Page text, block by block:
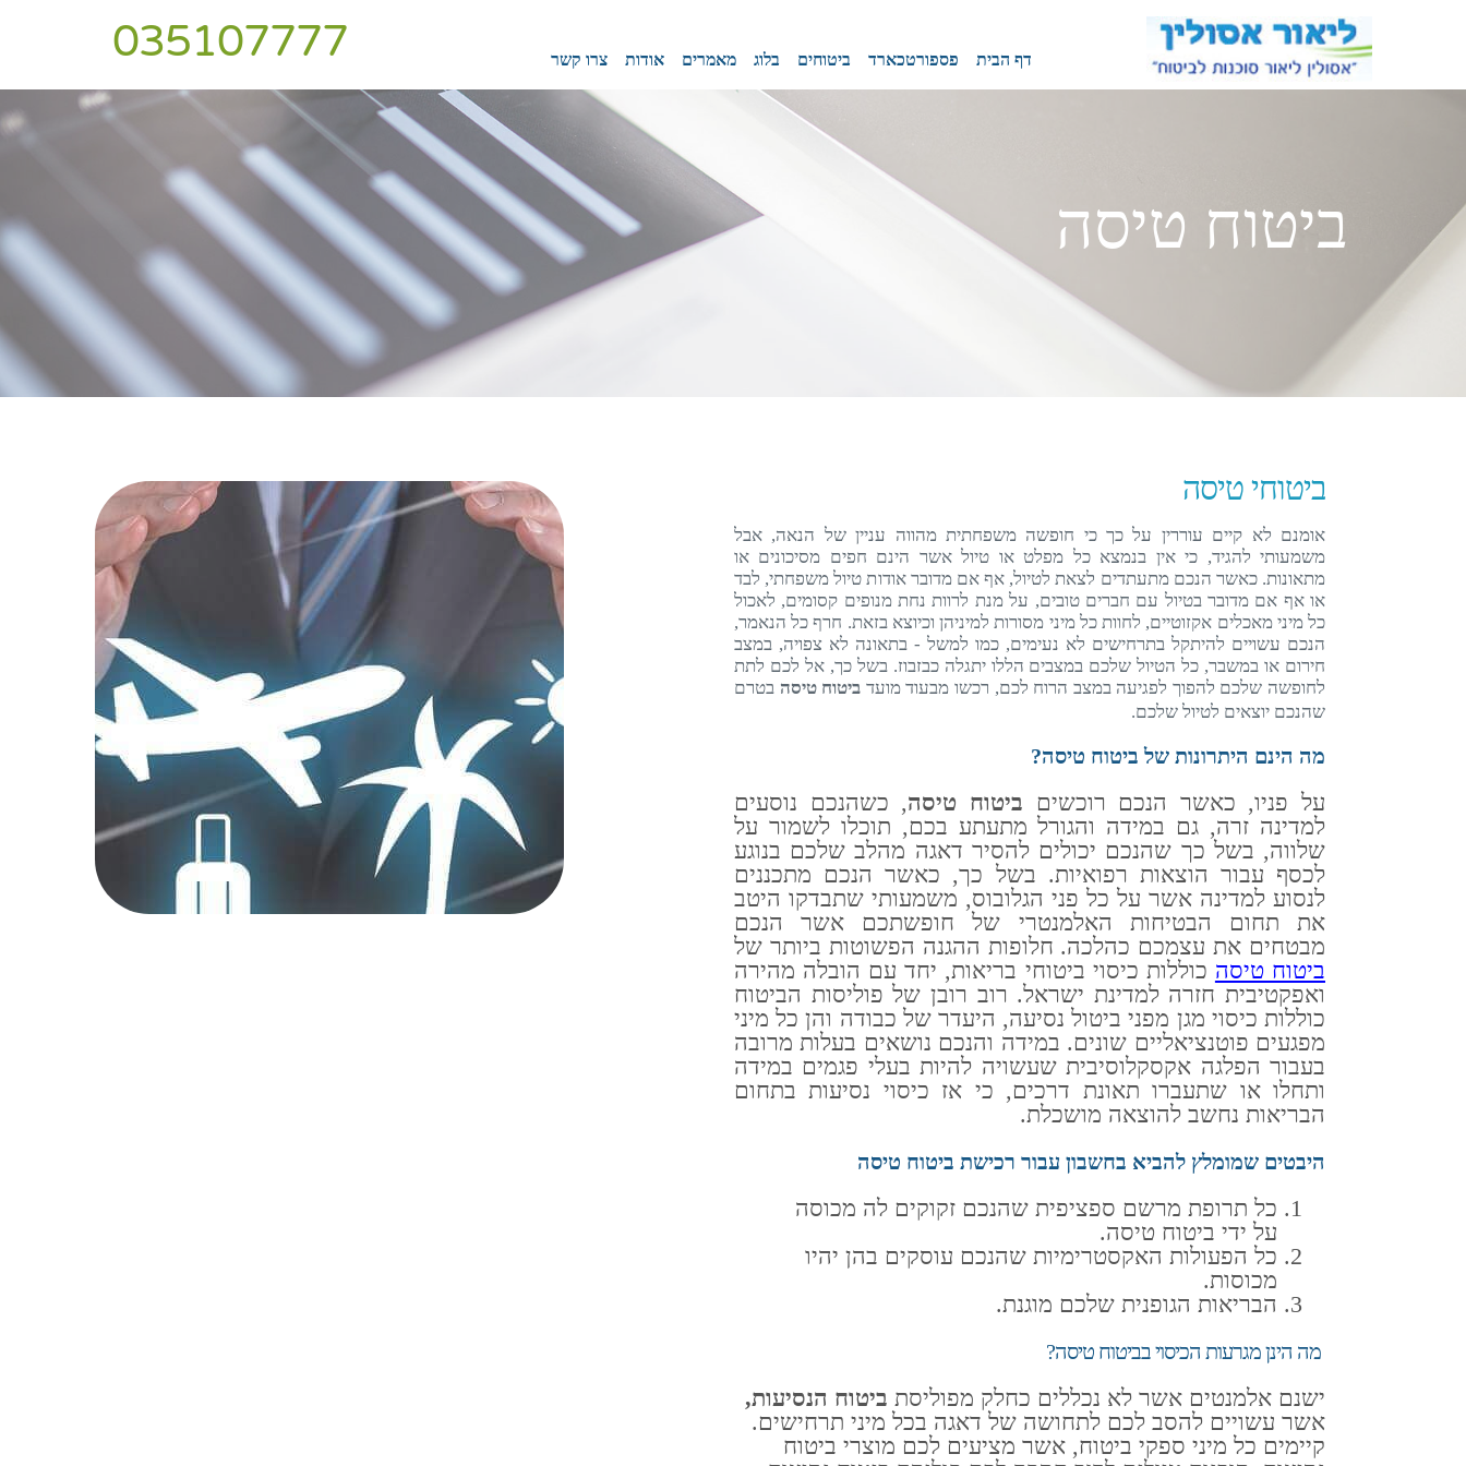
ביטוח טיסה
אומנם לא קיים עוררין על כך כי חופשה משפחתית מהווה עניין של הנאה, אבל
משמעותי להגיד, כי אין בנמצא כל מפלט או טיול אשר הינם חפים מסיכונים או
מתאונות. כאשר הנכם מתעתדים לצאת לטיול, אף אם מדובר אודות טיול משפחתי, לבד
או אף אם מדובר בטיול עם חברים טובים, על מנת לרוות נחת מנופים קסומים, לאכול
כל מיני מאכלים אקזוטיים, לחוות כל מיני מסורות למיניהן וכיוצא בזאת. חרף כל הנאמר,
הנכם עשויים להיתקל בתרחישים לא נעימים, כמו למשל - בתאונה לא צפויה, במצב
חירום או במשבר, כל הטיול שלכם במצבים הללו יתגלה כבזבוז. בשל כך, אל לכם לתת
לחופשה שלכם להפוך לפגיעה במצב הרוח לכם, רכשו מבעוד מועד ביטוח טיסה בטרם
שהנכם יוצאים לטיול שלכם.
מה הינם היתרונות של ביטוח טיסה?
על פניו, כאשר הנכם רוכשים ביטוח טיסה, כשהנכם נוסעים
למדינה זרה, גם במידה והגורל מתעתע בכם, תוכלו לשמור על
שלווה, בשל כך שהנכם יכולים להסיר דאגה מהלב שלכם בנוגע
לכסף עבור הוצאות רפואיות. בשל כך, כאשר הנכם מתכננים
לנסוע למדינה אשר על כל פני הגלובוס, משמעותי שתבדקו היטב
את תחום הבטיחות האלמנטרי של חופשתכם אשר הנכם
מבטחים את עצמכם כהלכה. חלופות ההגנה הפשוטות ביותר של
ביטוח טיסה כוללות כיסוי ביטוחי בריאות, יחד עם הובלה מהירה
ואפקטיבית חזרה למדינת ישראל. רוב רובן של פוליסות הביטוח
כוללות כיסוי מגן מפני ביטול נסיעה, היעדר של כבודה והן כל מיני
מפגעים פוטנציאליים שונים. במידה והנכם נושאים בעלות מרובה
בעבור הפלגה אקסקלוסיבית שעשויה להיות בעלי פגמים במידה
ותחלו או שתעברו תאונת דרכים, כי אז כיסוי נסיעות בתחום
הבריאות נחשב להוצאה מושכלת.
היבטים שמומלץ להביא בחשבון עבור רכישת ביטוח טיסה
כל תרופת מרשם ספציפית שהנכם זקוקים לה מכוסה
על ידי ביטוח טיסה.
כל הפעולות האקסטרימיות שהנכם עוסקים בהן יהיו
מכוסות.
הבריאות הגופנית שלכם מוגנת.
מה הינן מגרעות הכיסוי בביטוח טיסה?
ישנם אלמנטים אשר לא נכללים כחלק מפוליסת ביטוח הנסיעות,
אשר עשויים להסב לכם לתחושה של דאגה בכל מיני תרחישים.
קיימים כל מיני ספקי ביטוח, אשר מציעים לכם מוצרי ביטוח
ביטוחי טי​סה
דף הבית פספורטכארד ביטוחים בלוג מאמרים אודות צרו קשר 035107777